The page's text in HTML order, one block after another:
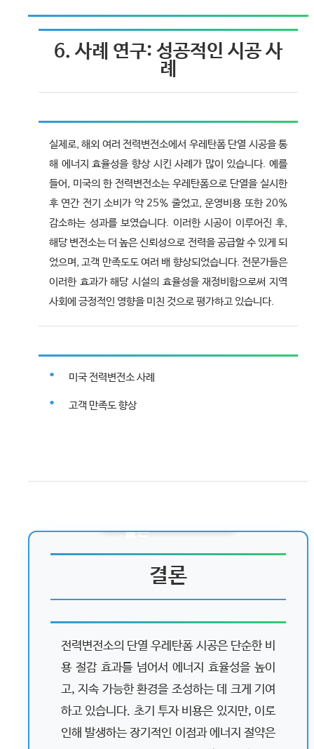
6. 사례 연구: 성공적인 시공 사
례
실제로, 해외 여러 전력변전소에서 우레탄폼 단열 시공을 통
해 에너지 효율성을 향상 시킨 사례가 많이 있습니다. 예를
들어, 미국의 한 전력변전소는 우레탄폼으로 단열을 실시한
후 연간 전기 소비가 약 25% 줄었고, 운영비용 또한 20%
감소하는 성과를 보였습니다. 이러한 시공이 이루어진 후,
해당 변전소는 더 높은 신뢰성으로 전력을 공급할 수 있게 되
었으며, 고객 만족도도 여러 배 향상되었습니다. 전문가들은
이러한 효과가 해당 시설의 효율성을 재정비함으로써 지역
사회에 긍정적인 영향을 미친 것으로 평가하고 있습니다.
미국 전력변전소 사례
고객 만족도 향상
결론
전력변전소의 단열 우레탄폼 시공은 단순한 비
용 절감 효과를 넘어서 에너지 효율성을 높이
고, 지속 가능한 환경을 조성하는 데 크게 기여
하고 있습니다. 초기 투자 비용은 있지만, 이로
인해 발생하는 장기적인 이점과 에너지 절약은